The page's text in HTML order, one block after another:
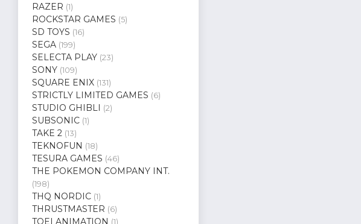
RAZER (1)
ROCKSTAR GAMES (5)
SD TOYS (16)
SEGA (199)
SELECTA PLAY (23)
SONY (109)
SQUARE ENIX (131)
STRICTLY LIMITED GAMES (6)
STUDIO GHIBLI (2)
SUBSONIC (1)
TAKE 2 (13)
TEKNOFUN (18)
TESURA GAMES (46)
THE POKEMON COMPANY INT.
(198)
THQ NORDIC (1)
THRUSTMASTER (6)
TOEI ANIMATION (1)